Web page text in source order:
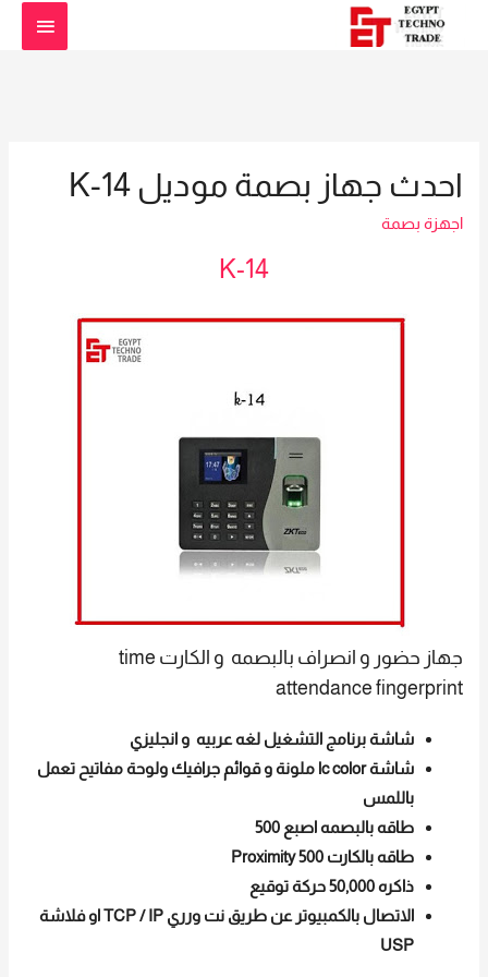
احدث جهاز بصمة موديل K-14
اجهزة بصمة
K-14
جهاز حضور و انصراف بالبصمه و الكارت time
attendance fingerprint
شاشة برنامج التشغيل لغه عربيه و انجليزي
شاشة lc color ملونة و قوائم جرافيك ولوحة مفاتيح تعمل
باللمس
طاقه بالبصمه اصبع 500
طاقه بالكارت 500 Proximity
ذاكره 50,000 حركة توقيع
الاتصال بالكمبيوتر عن طريق نت ورري TCP / IP او فلاشة
USP